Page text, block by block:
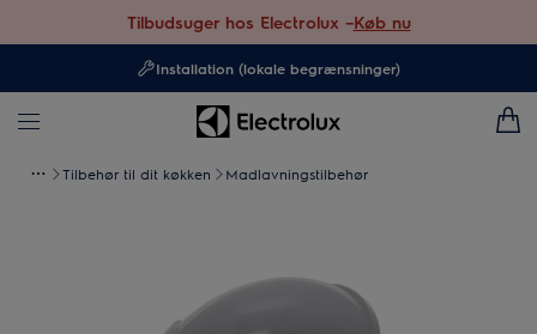
Tilbudsuger hos Electrolux –Køb nu
Installation (lokale begrænsninger)
Tilbehør til dit køkken Madlavningstilbehør